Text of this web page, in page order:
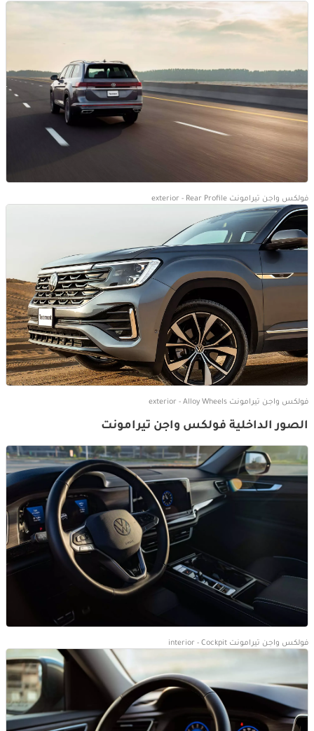
فولكس واجن تيرامونت exterior - Rear Profile
فولكس واجن تيرامونت exterior - Alloy Wheels
الصور الداخلية فولكس واجن تيرامونت
فولكس واجن تيرامونت interior - Cockpit